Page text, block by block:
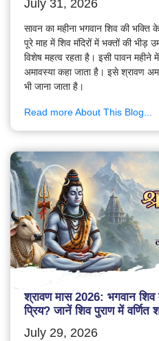
July 31, 2026
सावन का महीना भगवान शिव की भक्ति
पूरे माह में शिव मंदिरों में भक्तों की
विशेष महत्व रहता है। इसी पावन महीने
अमावस्या कहा जाता है। इसे श्रावण
भी जाना जाता है।
Read more About This Blog...
श्रावण मास 2026: भगवान शिव
प्रिय? जानें शिव पुराण में वर्णित
July 29, 2026